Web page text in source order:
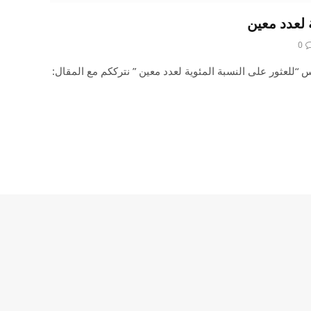
لعدد معين
0
على النسبة المئوية لعدد معين ” نترككم مع المقال: